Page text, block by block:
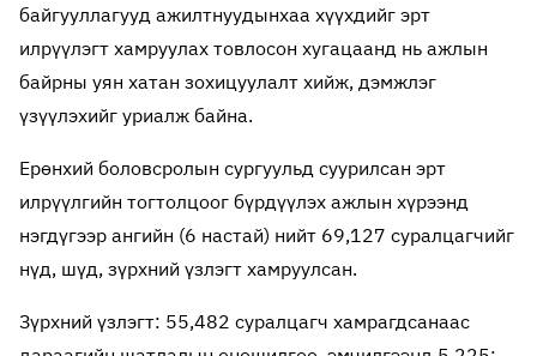
байгууллагууд ажилтнуудынхаа хүүхдийг эрт
илрүүлэгт хамруулах товлосон хугацаанд нь ажлын
байрны уян хатан зохицуулалт хийж, дэмжлэг
үзүүлэхийг уриалж байна.
Ерөнхий боловсролын сургуульд суурилсан эрт
илрүүлгийн тогтолцоог бүрдүүлэх ажлын хүрээнд
нэгдүгээр ангийн (6 настай) нийт 69,127 суралцагчийг
нүд, шүд, зүрхний үзлэгт хамруулсан.
Зүрхний үзлэгт: 55,482 суралцагч хамрагдсанаас